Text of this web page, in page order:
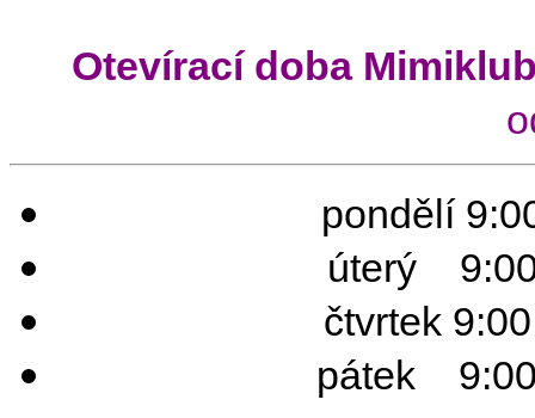
Otevírací doba
pondělí
úterý 9:00
čtvrtek
pátek